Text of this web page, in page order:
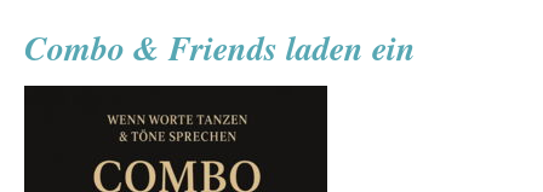
Grundschulen
Combo & Friends laden ein